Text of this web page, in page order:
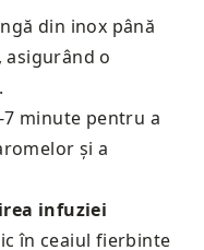
din inox până
asigurând o
7 minute pentru a
și a
infuziei
în ceaiul fierbinte